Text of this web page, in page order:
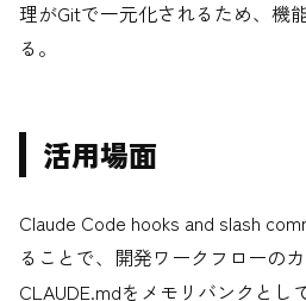
理がGitで一元化されるため、機
る。
活用場面
Claude Code hooks and slash
ることで、開発ワークフローの
CLAUDE.mdをメモリバンクとし